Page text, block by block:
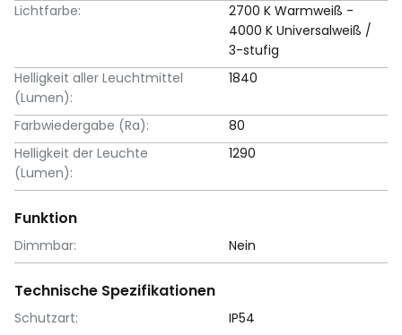
Lichtfarbe:
2700 K Warmweiß -
4000 K Universalweiß /
3-stufig
Helligkeit aller Leuchtmittel
(Lumen):
1840
Farbwiedergabe (Ra):
80
Helligkeit der Leuchte
(Lumen):
1290
Funktion
Dimmbar: Nein
Technische Spezifikationen
Schutzart:
IP54